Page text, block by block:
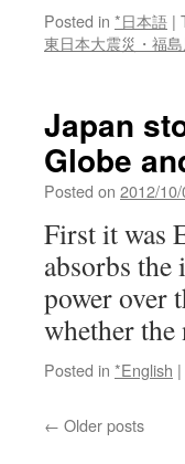
Posted in *日本語 |
東日本大震災・福
Japan
Globe
Posted on 2012/
First it was
absorbs the
power over
whether
Posted in *English |
← Older posts